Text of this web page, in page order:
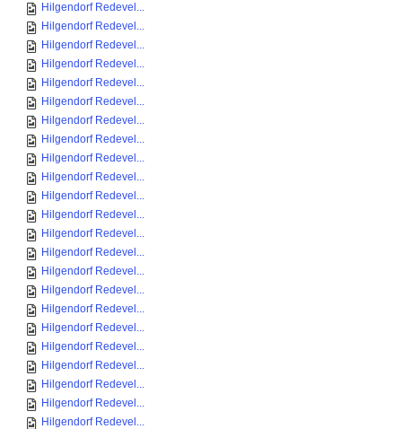
Hilgendorf Redevel...
Hilgendorf Redevel...
Hilgendorf Redevel...
Hilgendorf Redevel...
Hilgendorf Redevel...
Hilgendorf Redevel...
Hilgendorf Redevel...
Hilgendorf Redevel...
Hilgendorf Redevel...
Hilgendorf Redevel...
Hilgendorf Redevel...
Hilgendorf Redevel...
Hilgendorf Redevel...
Hilgendorf Redevel...
Hilgendorf Redevel...
Hilgendorf Redevel...
Hilgendorf Redevel...
Hilgendorf Redevel...
Hilgendorf Redevel...
Hilgendorf Redevel...
Hilgendorf Redevel...
Hilgendorf Redevel...
Hilgendorf Redevel...